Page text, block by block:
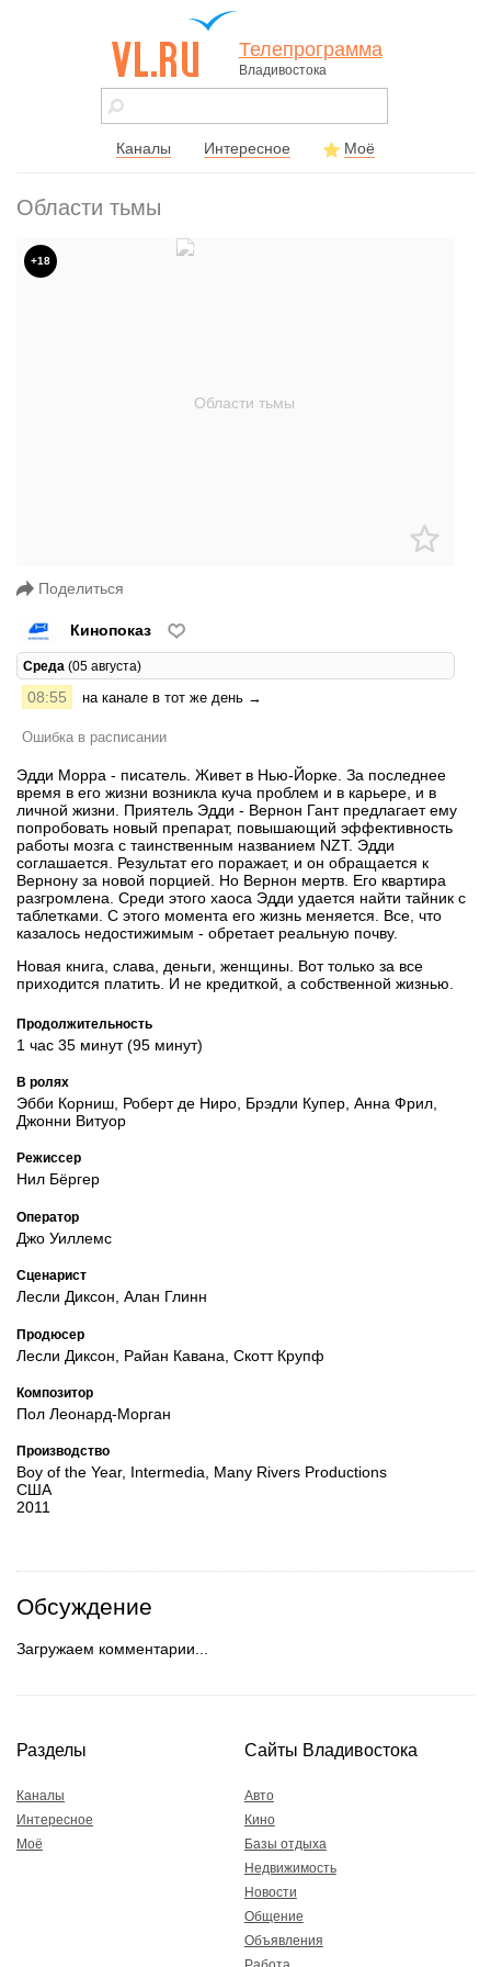
vl.ru - сайт
города
Телепрограмма
Владивостока
Каналы Интересное Моё
Области тьмы
+18
Поделиться
Кинопоказ
Среда (05 августа)
08:55 на канале в тот же день →
Ошибка в расписании
Эдди Морра - писатель. Живет в Нью-Йорке. За последнее
время в его жизни возникла куча проблем и в карьере, и в
личной жизни. Приятель Эдди - Вернон Гант предлагает ему
попробовать новый препарат, повышающий эффективность
работы мозга с таинственным названием NZT. Эдди
соглашается. Результат его поражает, и он обращается к
Вернону за новой порцией. Но Вернон мертв. Его квартира
разгромлена. Среди этого хаоса Эдди удается найти тайник с
таблетками. С этого момента его жизнь меняется. Все, что
казалось недостижимым - обретает реальную почву.
Новая книга, слава, деньги, женщины. Вот только за все
приходится платить. И не кредиткой, а собственной жизнью.
Продолжительность
1 час 35 минут (95 минут)
В ролях
Эбби Корниш, Роберт де Ниро, Брэдли Купер, Анна Фрил,
Джонни Витуор
Режиссер
Нил Бёргер
Оператор
Джо Уиллемс
Сценарист
Лесли Диксон, Алан Глинн
Продюсер
Лесли Диксон, Райан Кавана, Скотт Крупф
Композитор
Пол Леонард-Морган
Производство
Boy of the Year, Intermedia, Many Rivers Productions
США
2011
Обсуждение
Загружаем комментарии...
Разделы
Каналы
Интересное
Моё
Сайты Владивостока
Авто
Кино
Базы отдыха
Недвижимость
Новости
Общение
Объявления